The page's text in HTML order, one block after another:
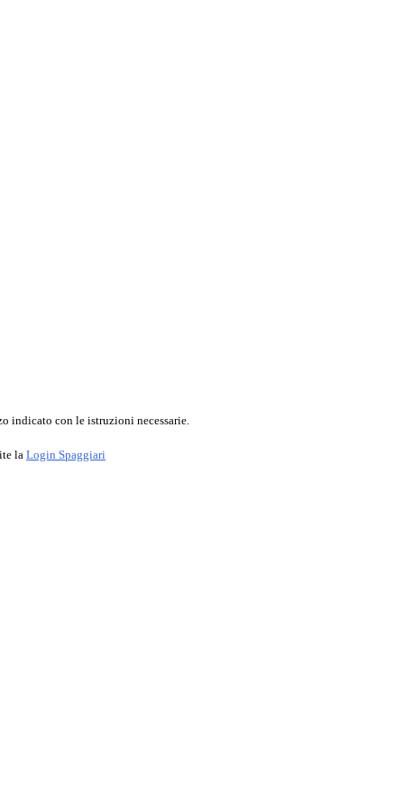
indicato con le istruzioni necessarie.
la Login Spaggiari